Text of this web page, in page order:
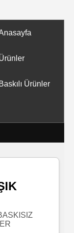
Baskılı Ürünler